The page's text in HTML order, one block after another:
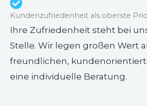
Kundenzufriedenheit als oberste
Ihre Zufriedenheit steht bei
Stelle. Wir legen großen Wert
freundlichen,
eine individuelle Beratung.